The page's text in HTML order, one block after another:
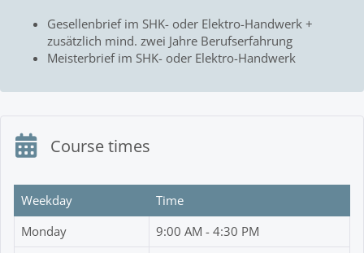
Gesellenbrief im SHK- oder Elektro-Handwerk +
zusätzlich mind. zwei Jahre Berufserfahrung
Meisterbrief im SHK- oder Elektro-Handwerk
Course times
Weekday
Time
Monday
9:00 AM - 4:30 PM